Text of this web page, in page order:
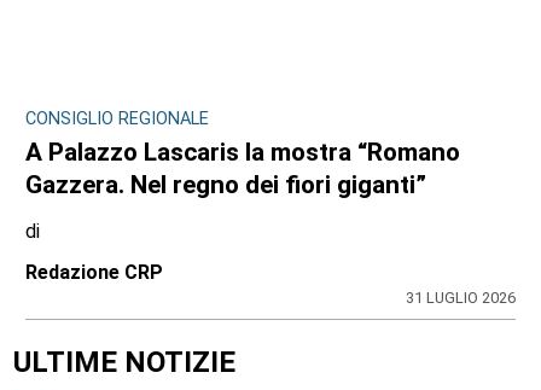
CONSIGLIO REGIONALE
A Palazzo Lascaris la mostra “Romano
Gazzera. Nel regno dei fiori giganti”
di
Redazione CRP
31 LUGLIO 2026
ULTIME NOTIZIE